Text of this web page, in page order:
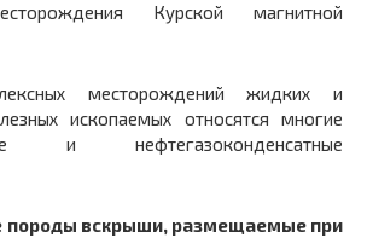
Курской магнитной
месторождений жидких и
ископаемых относятся многие
и нефтегазоконденсатные
породы вскрыши, размещаемые при